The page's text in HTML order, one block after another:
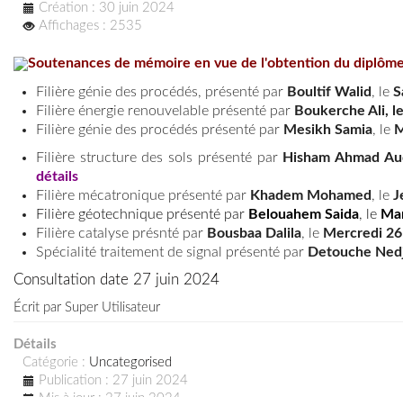
Création : 30 juin 2024
Affichages : 2535
Soutenances de mémoire en vue de l'obtention du
Filière génie des procédés, présenté par Boultif Walid, le
Filière énergie renouvelable présenté par Boukerche Ali,
Filière génie des procédés présenté par Mesikh Samia, le
Filière structure des sols présenté par Hisham Ahmad
détails
Filière mécatronique présenté par Khadem Mohamed, le
Filière géotechnique présenté par Belouahem Saida, le
Filière catalyse présnté par Bousbaa Dalila, le Mercredi
Spécialité traitement de signal présenté par Detouche
Consultation date 27 juin 2024
Écrit par Super Utilisateur
Détails
Catégorie : Uncategorised
Publication : 27 juin 2024